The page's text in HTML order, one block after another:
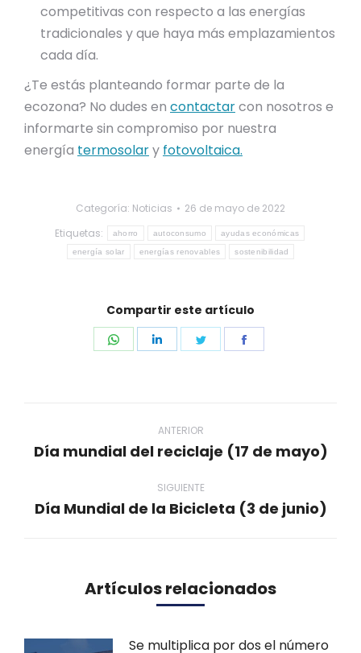
competitivas con respecto a las energías
tradicionales y que haya más emplazamientos
cada día.
¿Te estás planteando formar parte de la
ecozona? No dudes en contactarcon nosotros e
informarte sin compromiso por nuestra
energía termosolary fotovoltaica.
Categoría: Noticias
26 de mayo de 2022
Etiquetas:
ahorro autoconsumo ayudas económicas
energía solar energías renovables sostenibilidad
Compartir este artículo
Share
Share
Share
publicaciones
ANTERIOR
Publicación
Día mundial del reciclaje (17 de mayo)
SIGUIENTE
Publicación
Día Mundial de la Bicicleta (3 de junio)
Artículos relacionados
Se multiplica por dos el número